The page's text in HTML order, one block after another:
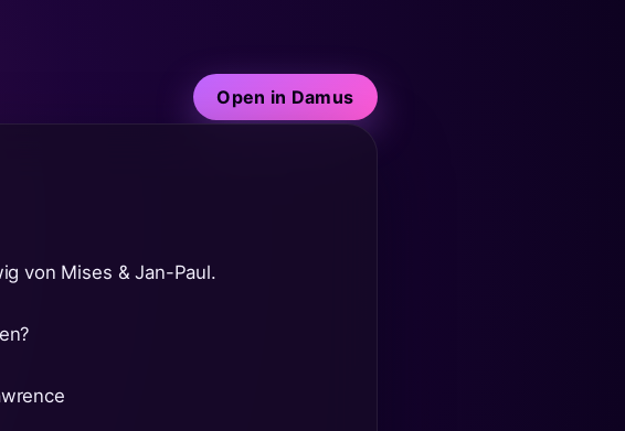
Open in Damus
von Mises & Jan-Paul.